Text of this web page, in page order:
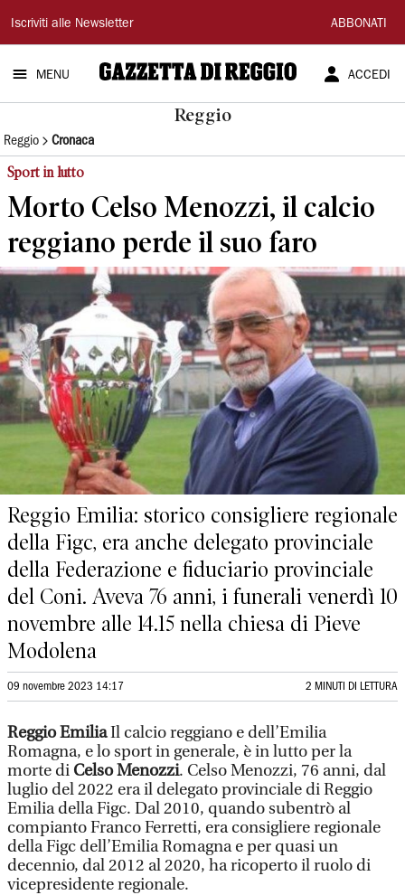
Gazzetta
di
Reggio
Iscriviti alle Newsletter ABBONATI
MENU ACCEDI
Reggio
Reggio Cronaca
Sport in lutto
Morto Celso Menozzi, il calcio
reggiano perde il suo faro
Reggio Emilia: storico consigliere regionale
della Figc, era anche delegato provinciale
della Federazione e fiduciario provinciale
del Coni. Aveva 76 anni, i funerali venerdì 10
novembre alle 14.15 nella chiesa di Pieve
Modolena
09 novembre 2023 14:17 2 MINUTI DI LETTURA
Reggio EmiliaIl calcio reggiano e dell’Emilia
Romagna, e lo sport in generale, è in lutto per la
morte di Celso Menozzi. Celso Menozzi, 76 anni, dal
luglio del 2022 era il delegato provinciale di Reggio
Emilia della Figc. Dal 2010, quando subentrò al
compianto Franco Ferretti, era consigliere regionale
della Figc dell’Emilia Romagna e per quasi un
decennio, dal 2012 al 2020, ha ricoperto il ruolo di
vicepresidente regionale.